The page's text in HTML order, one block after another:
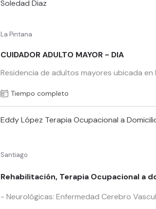
Soledad Diaz
La Pintana
CUIDADOR ADULTO MAYOR - DIA
Residencia de adultos mayores ubicada
Tiempo completo
Eddy López Terapia Ocupacional a
Santiago
Rehabilitación, Terapia Ocupacional a
- Neurológicas: Enfermedad Cerebro